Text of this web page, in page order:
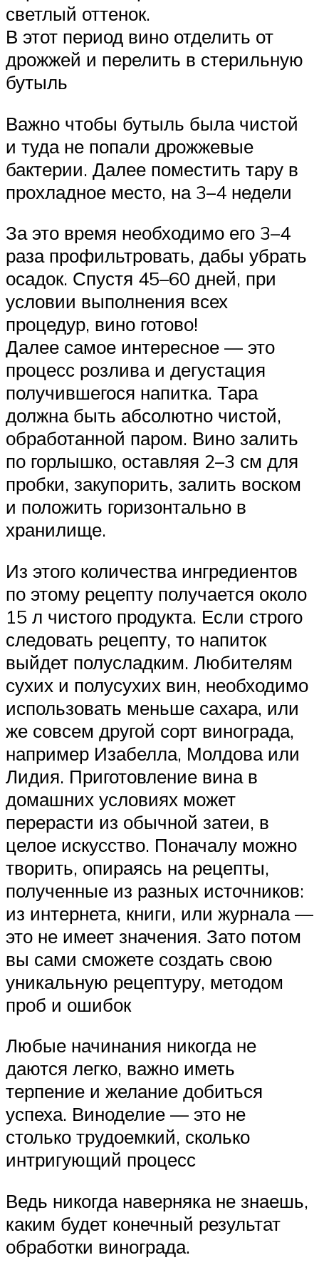
светлый оттенок.
В этот период вино отделить от
дрожжей и перелить в стерильную
бутыль
Важно чтобы бутыль была чистой
и туда не попали дрожжевые
бактерии. Далее поместить тару в
прохладное место, на 3–4 недели
За это время необходимо его 3–4
раза профильтровать, дабы убрать
осадок. Спустя 45–60 дней, при
условии выполнения всех
процедур, вино готово!
Далее самое интересное — это
процесс розлива и дегустация
получившегося напитка. Тара
должна быть абсолютно чистой,
обработанной паром. Вино залить
по горлышко, оставляя 2–3 см для
пробки, закупорить, залить воском
и положить горизонтально в
хранилище.
Из этого количества ингредиентов
по этому рецепту получается около
15 л чистого продукта. Если строго
следовать рецепту, то напиток
выйдет полусладким. Любителям
сухих и полусухих вин, необходимо
использовать меньше сахара, или
же совсем другой сорт винограда,
например Изабелла, Молдова или
Лидия. Приготовление вина в
домашних условиях может
перерасти из обычной затеи, в
целое искусство. Поначалу можно
творить, опираясь на рецепты,
полученные из разных источников:
из интернета, книги, или журнала —
это не имеет значения. Зато потом
вы сами сможете создать свою
уникальную рецептуру, методом
проб и ошибок
Любые начинания никогда не
даются легко, важно иметь
терпение и желание добиться
успеха. Виноделие — это не
столько трудоемкий, сколько
интригующий процесс
Ведь никогда наверняка не знаешь,
каким будет конечный результат
обработки винограда.